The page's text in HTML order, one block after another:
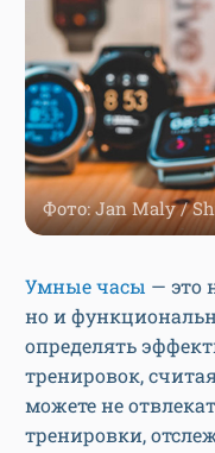
Фото: Jan Maly /
Умные часы — это
но и
определять
тренировок,
можете не
тренировки,